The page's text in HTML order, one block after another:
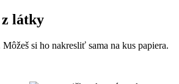
látky
si ho nakresliť sama na kus papiera.